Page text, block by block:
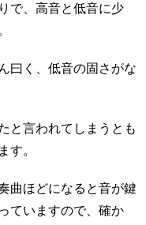
で、高音と低音に少
曰く、低音の固さがな
と言われてしまうとも
す。
曲ほどになると音が鍵
ていますので、確か